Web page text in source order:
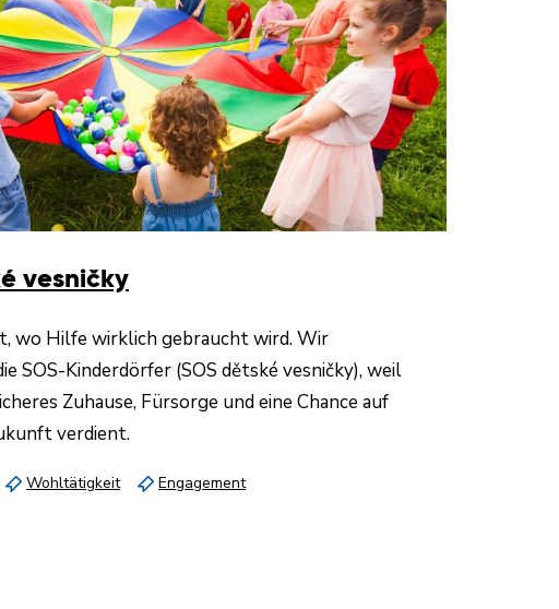
vesničky
wo Hilfe wirklich gebraucht wird. Wir
SOS-Kinderdörfer (SOS dětské vesničky), weil
Zuhause, Fürsorge und eine Chance auf
verdient.
Wohltätigkeit Engagement